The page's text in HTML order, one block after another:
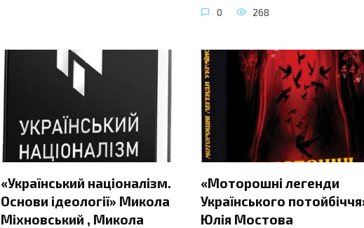
0 268
«Український націоналізм.
Основи ідеології» Микола
Міхновський , Микола
«Моторошні легенди
Українського
Юлія Мостова